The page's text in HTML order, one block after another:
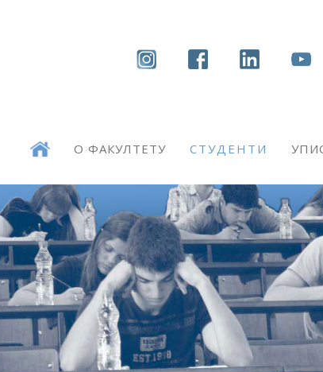
О ФАКУЛТЕТУ СТУДЕНТИ